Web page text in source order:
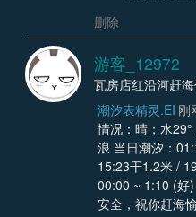
删除
游客_12972
瓦房店红沿河赶
潮汐表精灵.EI 刚
情况：晴；水
浪 当日潮汐：
15:23干1.2米 /
00:00 ~ 1:10 (好
安全，祝你赶海